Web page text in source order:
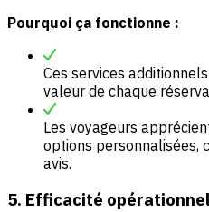
Pourquoi ça fonctionne :
Ces services
valeur de chaque
Les voyageurs
options personnalisées,
avis.
5. Efficacité